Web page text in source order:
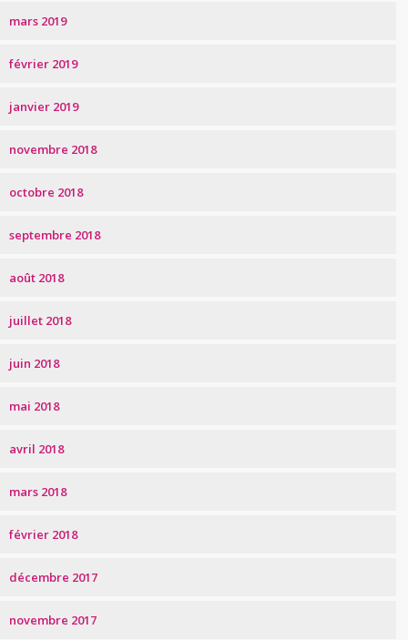
mars 2019
février 2019
janvier 2019
novembre 2018
octobre 2018
septembre 2018
août 2018
juillet 2018
juin 2018
mai 2018
avril 2018
mars 2018
février 2018
décembre 2017
novembre 2017